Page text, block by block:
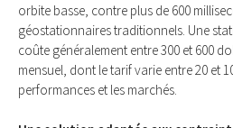
orbite basse, contre plus de 600
géostationnaires traditionnels. Une
coûte généralement entre 300 et 600
mensuel, dont le tarif varie entre 20 et
performances et les marchés.